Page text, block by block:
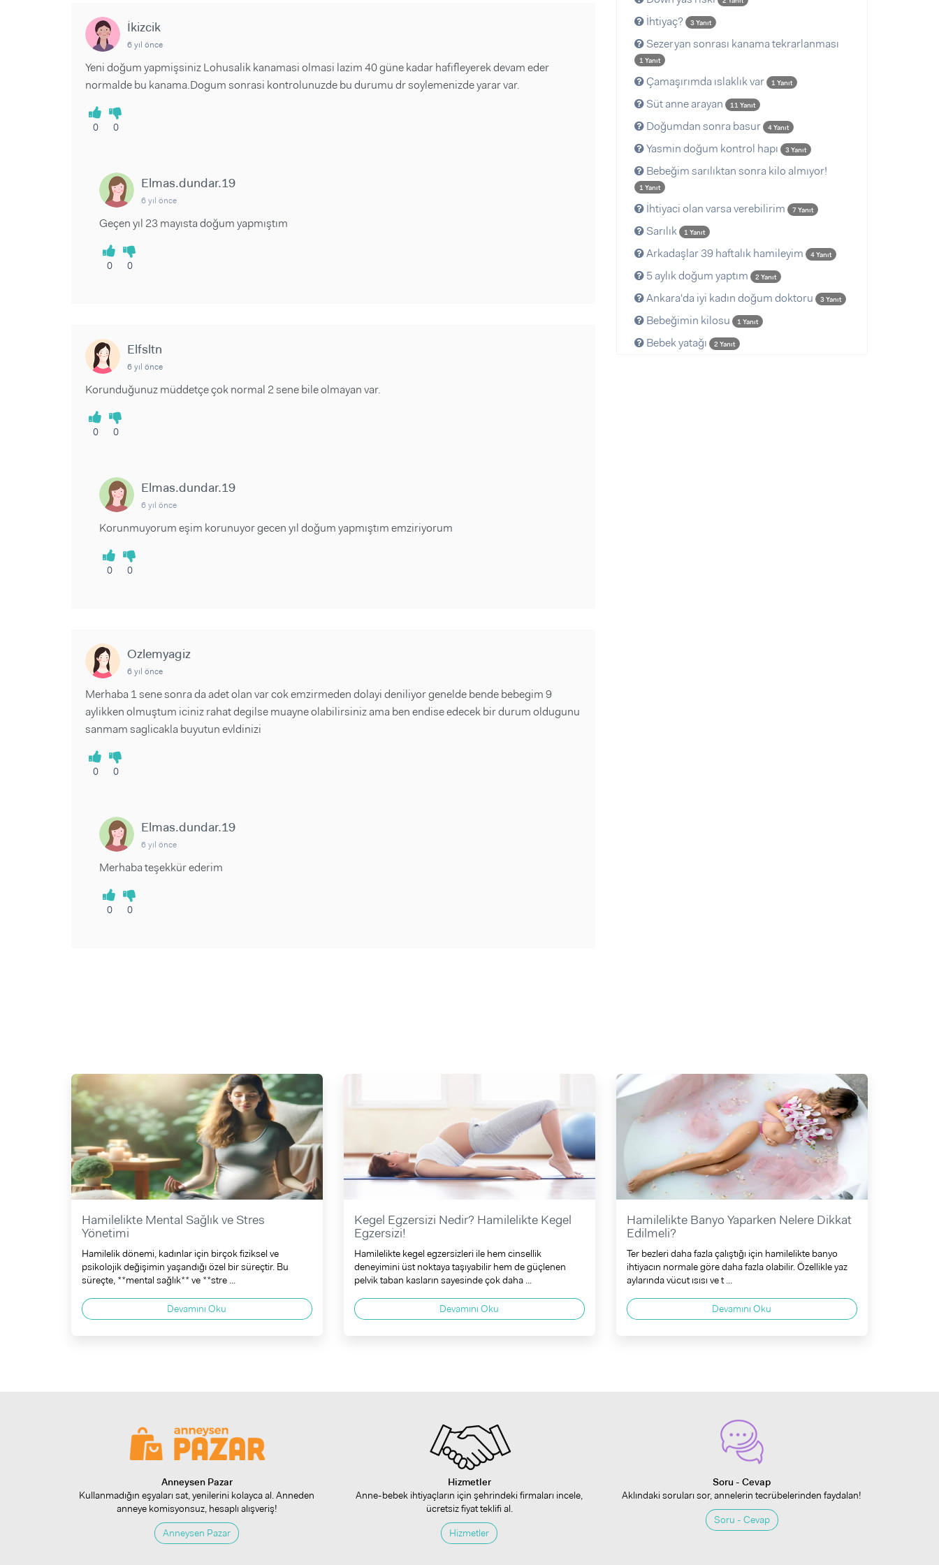
Sorular ve Yanıtlar
İkizcik
6 yıl önce
Yeni doğum yapmişsiniz Lohusalik kanamasi olmasi lazim 40 güne kadar hafifleyerek devam eder
normalde bu kanama.Dogum sonrasi kontrolunuzde bu durumu dr soylemenizde yarar var.
0 0
Elmas.dundar.19
6 yıl önce
Geçen yıl 23 mayısta doğum yapmıştım
0 0
Elfsltn
6 yıl önce
Korunduğunuz müddetçe çok normal 2 sene bile olmayan var.
0 0
Elmas.dundar.19
6 yıl önce
Korunmuyorum eşim korunuyor gecen yıl doğum yapmıştım emziriyorum
0 0
Ozlemyagiz
6 yıl önce
Merhaba 1 sene sonra da adet olan var cok emzirmeden dolayi deniliyor genelde bende bebegim 9
aylikken olmuştum iciniz rahat degilse muayne olabilirsiniz ama ben endise edecek bir durum oldugunu
sanmam saglicakla buyutun evldinizi
0 0
Elmas.dundar.19
6 yıl önce
Merhaba teşekkür ederim
0 0
İhtiyaç? 3 Yanıt
Sezeryan sonrası kanama tekrarlanması
1 Yanıt
Çamaşırımda ıslaklık var 1 Yanıt
Süt anne arayan 11 Yanıt
Doğumdan sonra basur 4 Yanıt
Yasmin doğum kontrol hapı 3 Yanıt
Bebeğim sarılıktan sonra kilo almıyor!
1 Yanıt
İhtiyaci olan varsa verebilirim 7 Yanıt
Sarılık 1 Yanıt
Arkadaşlar 39 haftalık hamileyim 4 Yanıt
5 aylık doğum yaptım 2 Yanıt
Ankara'da iyi kadın doğum doktoru 3 Yanıt
Bebeğimin kilosu 1 Yanıt
Bebek yatağı 2 Yanıt
Hamilelikte Mental Sağlık ve Stres
Yönetimi
Hamilelik dönemi, kadınlar için birçok fiziksel ve
psikolojik değişimin yaşandığı özel bir süreçtir. Bu
süreçte, **mental sağlık** ve **stre ...
Devamını Oku
Kegel Egzersizi Nedir? Hamilelikte Kegel
Egzersizi!
Hamilelikte kegel egzersizleri ile hem cinsellik
deneyimini üst noktaya taşıyabilir hem de güçlenen
pelvik taban kasların sayesinde çok daha ...
Devamını Oku
Hamilelikte Banyo Yaparken Nelere Dikkat
Edilmeli?
Ter bezleri daha fazla çalıştığı için hamilelikte banyo
ihtiyacın normale göre daha fazla olabilir. Özellikle yaz
aylarında vücut ısısı ve t ...
Devamını Oku
Anneysen Pazar
Kullanmadığın eşyaları sat, yenilerini kolayca al. Anneden
anneye komisyonsuz, hesaplı alışveriş!
Anneysen Pazar
Hizmetler
Anne-bebek ihtiyaçların için şehrindeki firmaları incele,
ücretsiz fiyat teklifi al.
Hizmetler
Soru - Cevap
Aklındaki soruları sor, annelerin tecrübelerinden faydalan!
Soru - Cevap